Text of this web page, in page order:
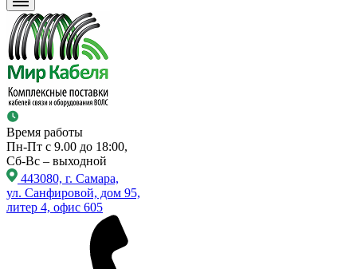
Время работы
Пн-Пт с 9.00 до 18:00,
Сб-Вс – выходной
443080, г. Самара,
ул. Санфировой, дом 95,
литер 4, офис 605